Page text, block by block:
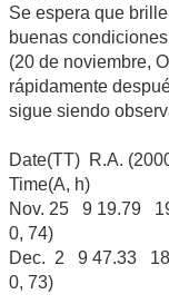
Se espera que
buenas
(20 de noviembre,
rápidamente
sigue siendo
Date(TT) R.A.
Time(A, h)
Nov. 25 9 19.79
0, 74)
Dec. 2 9 47.33
0, 73)